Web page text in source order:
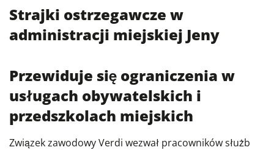
Strajki ostrzegawcze w
administracji miejskiej Jeny
Przewiduje się ograniczenia w
usługach obywatelskich i
przedszkolach miejskich
Związek zawodowy Verdi wezwał pracowników służb